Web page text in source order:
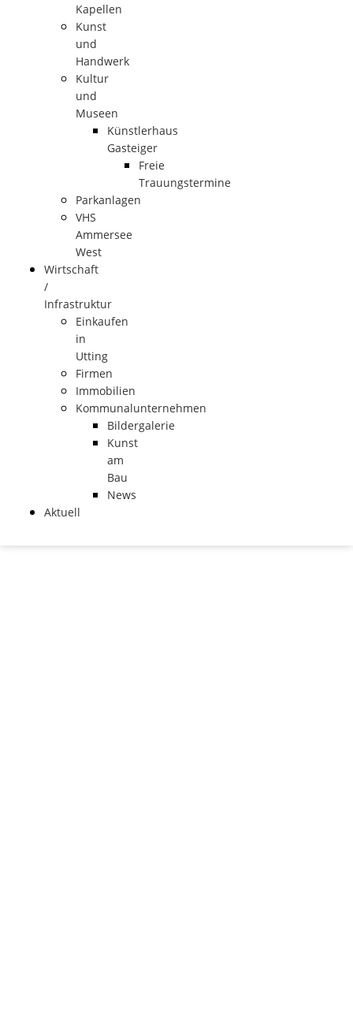
Kapellen
Kunst
und
Handwerk
Kultur
und
Museen
Künstlerhaus
Gasteiger
Freie
Trauungstermine
Parkanlagen
VHS
Ammersee
West
Wirtschaft
/
Infrastruktur
Einkaufen
in
Utting
Firmen
Immobilien
Kommunalunternehmen
Bildergalerie
Kunst
am
Bau
News
Aktuell